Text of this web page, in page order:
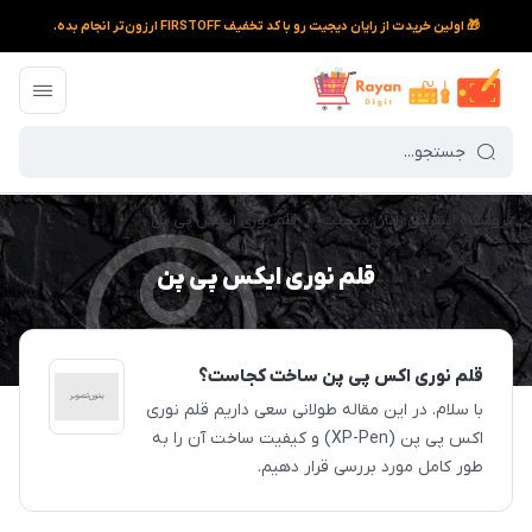
🎁 اولین خریدت از رایان دیجیت رو با کد تخفیف FIRSTOFF ارزون‌تر انجام بده.
فروشگاه اینترنتی رایان دیجیت / قلم نوری ایکس پی پن
قلم نوری ایکس پی پن
قلم نوری اکس پی پن ساخت کجاست؟
با سلام. در این مقاله طولانی سعی داریم قلم نوری
اکس پی پن (XP-Pen) و کیفیت ساخت آن را به
طور کامل مورد بررسی قرار دهیم.